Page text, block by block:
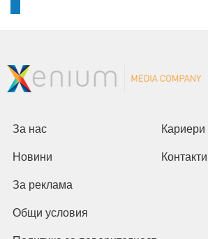
За нас Кариери
Новини Контакти
За реклама
Общи условия